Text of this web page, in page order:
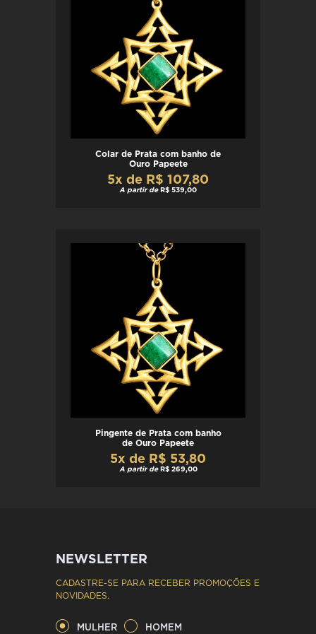
Colar de Prata com banho de
Ouro Papeete
5x de R$ 107,80
A partir de R$ 539,00
Pingente de Prata com banho
de Ouro Papeete
5x de R$ 53,80
A partir de R$ 269,00
NEWSLETTER
CADASTRE-SE PARA RECEBER PROMOÇÕES E
NOVIDADES.
MULHER HOMEM